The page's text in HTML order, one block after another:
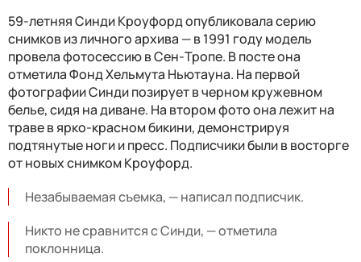
59-летняя Синди Кроуфорд опубликовала серию
снимков из личного архива — в 1991 году модель
провела фотосессию в Сен-Тропе. В посте она
отметила Фонд Хельмута Ньютауна. На первой
фотографии Синди позирует в черном кружевном
белье, сидя на диване. На втором фото она лежит на
траве в ярко-красном бикини, демонстрируя
подтянутые ноги и пресс. Подписчики были в восторге
от новых снимком Кроуфорд.
Незабываемая съемка, — написал подписчик.
Никто не сравнится с Синди, — отметила
поклонница.